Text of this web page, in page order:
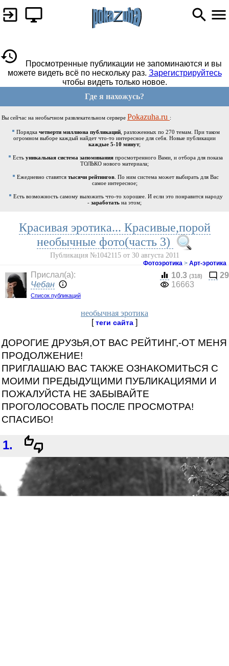
Просмотренные публикации не запоминаются и вы
можете видеть всё по нескольку раз. Зарегистрируйтесь
чтобы видеть только новое.
Где я нахожусь?
Вы сейчас на необычном развлекательном сервере Pokazuha.ru :
Порядка четверти миллиона публикаций, разложенных по 270 темам. При таком
огромном выборе каждый найдет что-то интересное для себя. Новые публикации
каждые 5-10 минут;
Есть уникальная система запоминания просмотренного Вами, и отбора для показа
ТОЛЬКО нового материала;
Ежедневно ставятся тысячи рейтингов . По ним система может выбирать для Вас
самое интересное;
Есть возможность самому выложить что-то хорошее. И если это понравится народу
- заработать на этом;
Красивая эротика... Красивые,порой
необычные фото(часть 3)
Публикация №1042115 от 30 августа 2011
Фотоэротика > Арт-эротика
Прислал(a):
Чебан
Список публикаций
10.3 (318)
29
16663
необычная эротика
[теги сайта ]
ДОРОГИЕ ДРУЗЬЯ,ОТ ВАС РЕЙТИНГ,-ОТ МЕНЯ
ПРОДОЛЖЕНИЕ!
ПРИГЛАШАЮ ВАС ТАКЖЕ ОЗНАКОМИТЬСЯ С
МОИМИ ПРЕДЫДУЩИМИ ПУБЛИКАЦИЯМИ И
ПОЖАЛУЙСТА НЕ ЗАБЫВАЙТЕ
ПРОГОЛОСОВАТЬ ПОСЛЕ ПРОСМОТРА!
СПАСИБО!
1.